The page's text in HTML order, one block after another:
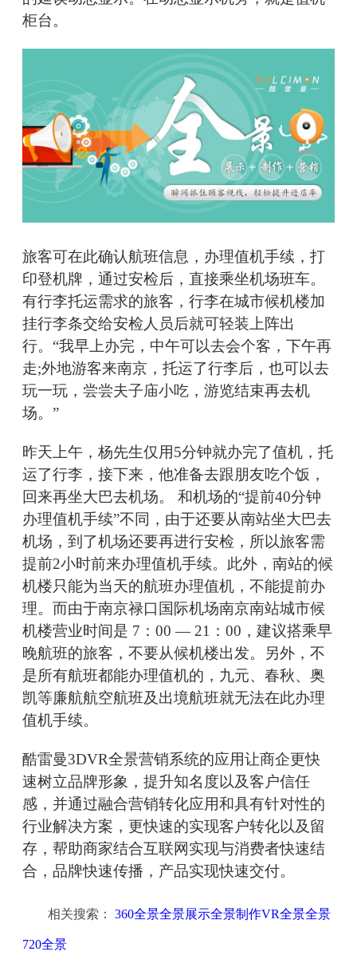
柜台。
旅客可在此确认航班信息，办理值机手续，打
印登机牌，通过安检后，直接乘坐机场班车。
有行李托运需求的旅客，行李在城市候机楼加
挂行李条交给安检人员后就可轻装上阵出
行。“我早上办完，中午可以去会个客，下午再
走;外地游客来南京，托运了行李后，也可以去
玩一玩，尝尝夫子庙小吃，游览结束再去机
场。”
昨天上午，杨先生仅用5分钟就办完了值机，托
运了行李，接下来，他准备去跟朋友吃个饭，
回来再坐大巴去机场。 和机场的“提前40分钟
办理值机手续”不同，由于还要从南站坐大巴去
机场，到了机场还要再进行安检，所以旅客需
提前2小时前来办理值机手续。此外，南站的候
机楼只能为当天的航班办理值机，不能提前办
理。而由于南京禄口国际机场南京南站城市候
机楼营业时间是 7：00 — 21：00，建议搭乘早
晚航班的旅客，不要从候机楼出发。另外，不
是所有航班都能办理值机的，九元、春秋、奥
凯等廉航航空航班及出境航班就无法在此办理
值机手续。
酷雷曼3DVR全景营销系统的应用让商企更快
速树立品牌形象，提升知名度以及客户信任
感，并通过融合营销转化应用和具有针对性的
行业解决方案，更快速的实现客户转化以及留
存，帮助商家结合互联网实现与消费者快速结
合，品牌快速传播，产品实现快速交付。
相关搜索： 360全景全景展示全景制作VR全景全景
720全景